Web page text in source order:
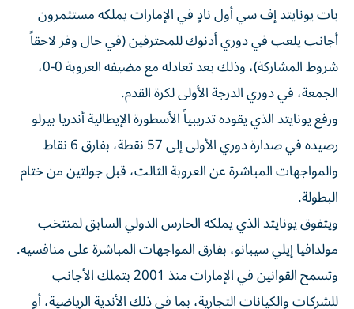
بات يونايتد إف سي أول نادٍ في الإمارات يملكه مستثمرون
أجانب يلعب في دوري أدنوك للمحترفين (في حال وفر لاحقاً
شروط المشاركة)، وذلك بعد تعادله مع مضيفه العروبة 0-0،
الجمعة، في دوري الدرجة الأولى لكرة القدم.
ورفع يونايتد الذي يقوده تدريبياً الأسطورة الإيطالية أندريا بيرلو
رصيده في صدارة دوري الأولى إلى 57 نقطة، بفارق 6 نقاط
والمواجهات المباشرة عن العروبة الثالث، قبل جولتين من ختام
البطولة.
ويتفوق يونايتد الذي يملكه الحارس الدولي السابق لمنتخب
مولدافيا إيلي سيبانو، بفارق المواجهات المباشرة على منافسيه.
وتسمح القوانين في الإمارات منذ 2001 بتملك الأجانب
للشركات والكيانات التجارية، بما في ذلك الأندية الرياضية، أو